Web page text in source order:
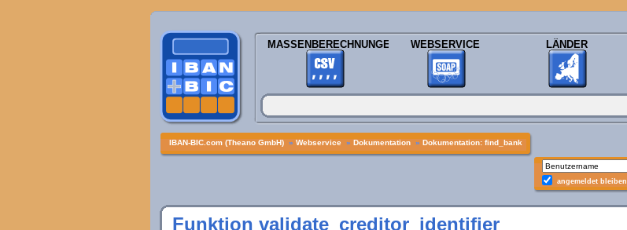
MASSENBERECHNUNGEN WEBSERVICE LÄNDER
IBAN-BIC.com (Theano GmbH) » Webservice » Dokumentation » Dokumentation: find_bank
angemeldet bleiben
Funktion validate_creditor_identifier